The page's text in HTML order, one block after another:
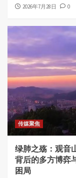
2026年7月28日 0
传媒聚焦
绿肺之殇：观音
背后的多方博弈
困局